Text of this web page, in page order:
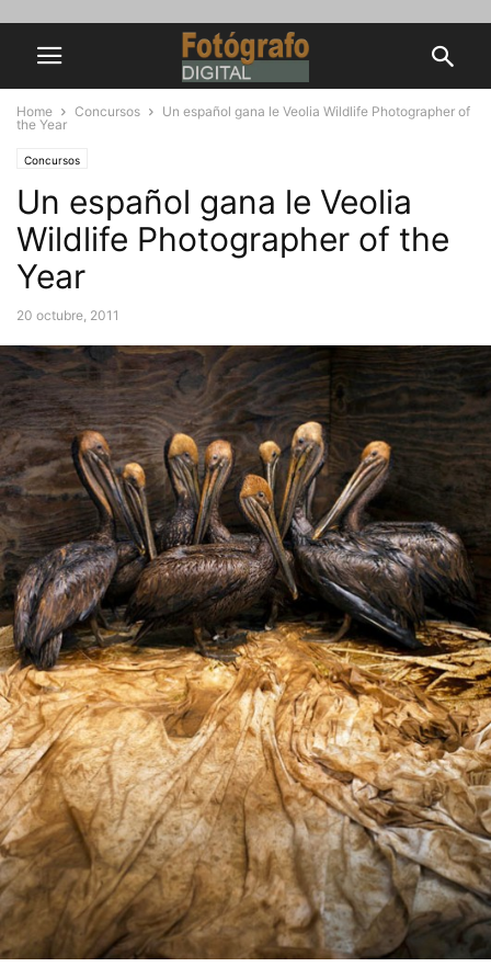
Home Concursos
Un español gana le Veolia Wildlife Photographer of
the Year
Concursos
Un español gana le Veolia
Wildlife Photographer of the
Year
20 octubre, 2011